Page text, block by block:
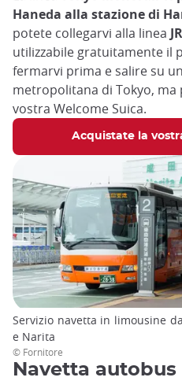
Haneda alla stazione di
potete collegarvi alla linea
utilizzabile gratuitamente il
fermarvi prima e salire su
metropolitana di Tokyo,
vostra Welcome Suica.
Acquistate la
Navetta
Servizio navetta in limousine
e Narita
© Fornitore